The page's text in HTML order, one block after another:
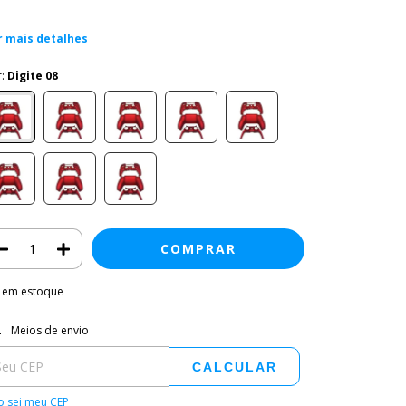
mais detalhes
Digite 08
em estoque
para o CEP:
Meios de envio
CALCULAR
sei meu CEP